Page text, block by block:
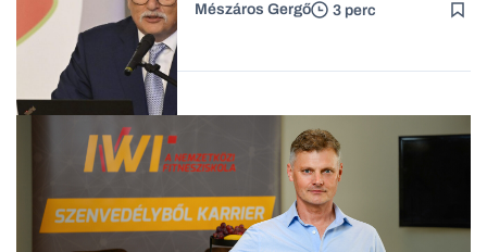
Forbes-sztori
Befektetés
Mészáros Gergő 3 perc